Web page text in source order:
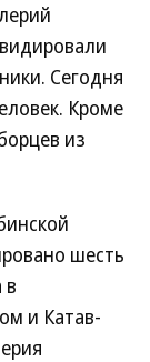
Сегодня
Кроме
из
шесть
в
и Катав-